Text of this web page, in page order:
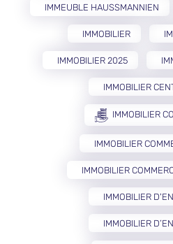
IMMEUBLE HAUSSMANNIEN
IMMOBILIER
IMMOBILIER 2025
IMMOBILIER
IMMOBILIER
IMMOBILIER
IMMOBILIER
IMMOBILIER
IMMOBILIER